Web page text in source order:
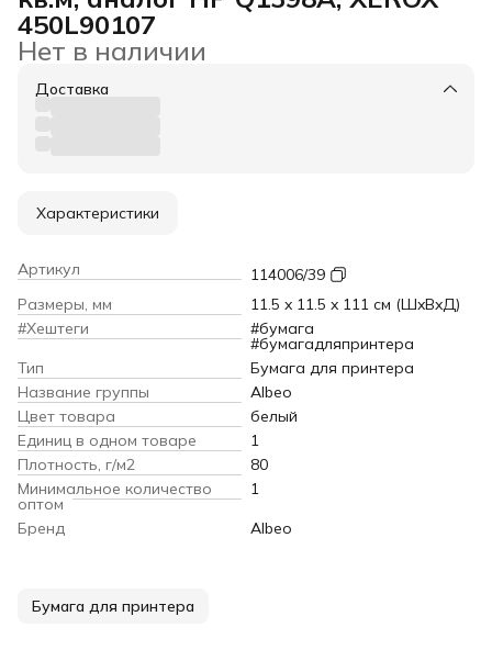
450L90107
Нет в наличии
Доставка
Характеристики
Артикул
114006/39
Размеры, мм
11.5 x 11.5 x 111 см (ШxВxД)
#Хештеги
#бумага
#бумагадляпринтера
Тип
Бумага для принтера
Название группы
Albeo
Цвет товара
белый
Единиц в одном товаре
1
Плотность, г/м2
80
Минимальное количество
оптом
1
Бренд
Albeo
Бумага для принтера